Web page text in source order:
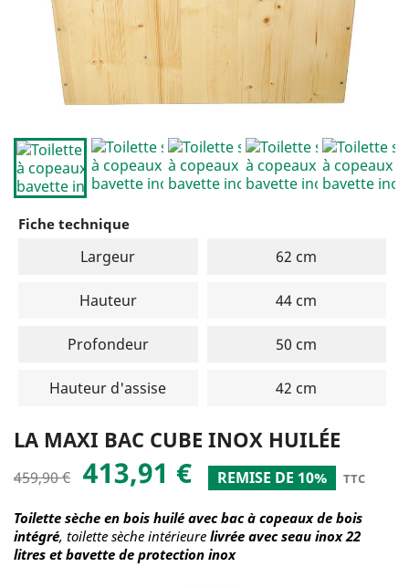
Fiche technique
Largeur 62 cm
Hauteur 44 cm
Profondeur 50 cm
Hauteur d'assise 42 cm
LA MAXI BAC CUBE INOX HUILÉE
459,90 € 413,91 € REMISE DE 10% TTC
Toilette sèche en bois huilé avec bac à copeaux de bois
intégré, toilette sèche intérieure livrée avec seau inox 22
litres et bavette de protection inox